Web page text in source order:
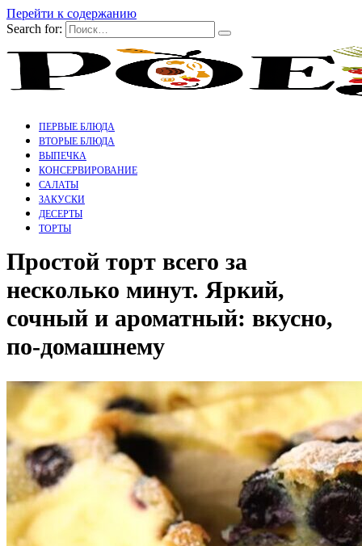
Перейти к содержанию
Search for:
ПЕРВЫЕ БЛЮДА
ВТОРЫЕ БЛЮДА
ВЫПЕЧКА
КОНСЕРВИРОВАНИЕ
САЛАТЫ
ЗАКУСКИ
ДЕСЕРТЫ
ТОРТЫ
Простой торт всего за
несколько минут. Яркий,
сочный и ароматный: вкусно,
по-домашнему